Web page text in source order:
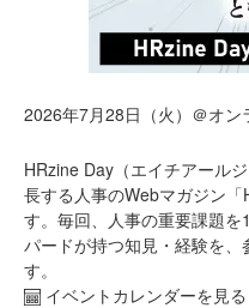
2026年7月28日（火）＠オン
HRzine Day（エイチアール
長する人事のWebマガジン
す。毎回、人事の重要課題
パードが持つ知見・経験を
す。
イベントカレンダーを見る